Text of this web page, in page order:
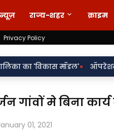
राज्य-शहर क्राइम
Privacy Policy
मॉडल'• ऑपरेशन के बाद बुझ गई
गांवों मे बिना
01, 2021